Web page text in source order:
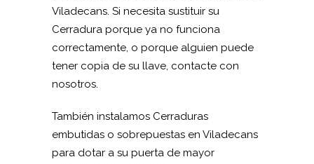
Viladecans. Si necesita sustituir su
Cerradura porque ya no funciona
correctamente, o porque alguien puede
tener copia de su llave, contacte con
nosotros.
También instalamos Cerraduras
embutidas o sobrepuestas en Viladecans
para dotar a su puerta de mayor